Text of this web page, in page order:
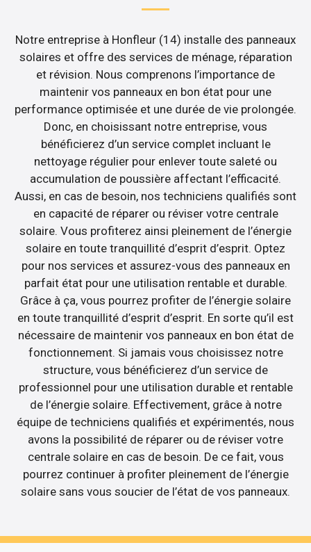
Notre entreprise à Honfleur (14) installe des panneaux
solaires et offre des services de ménage, réparation
et révision. Nous comprenons l’importance de
maintenir vos panneaux en bon état pour une
performance optimisée et une durée de vie prolongée.
Donc, en choisissant notre entreprise, vous
bénéficierez d’un service complet incluant le
nettoyage régulier pour enlever toute saleté ou
accumulation de poussière affectant l’efficacité.
Aussi, en cas de besoin, nos techniciens qualifiés sont
en capacité de réparer ou réviser votre centrale
solaire. Vous profiterez ainsi pleinement de l’énergie
solaire en toute tranquillité d’esprit d’esprit. Optez
pour nos services et assurez-vous des panneaux en
parfait état pour une utilisation rentable et durable.
Grâce à ça, vous pourrez profiter de l’énergie solaire
en toute tranquillité d’esprit d’esprit. En sorte qu’il est
nécessaire de maintenir vos panneaux en bon état de
fonctionnement. Si jamais vous choisissez notre
structure, vous bénéficierez d’un service de
professionnel pour une utilisation durable et rentable
de l’énergie solaire. Effectivement, grâce à notre
équipe de techniciens qualifiés et expérimentés, nous
avons la possibilité de réparer ou de réviser votre
centrale solaire en cas de besoin. De ce fait, vous
pourrez continuer à profiter pleinement de l’énergie
solaire sans vous soucier de l’état de vos panneaux.